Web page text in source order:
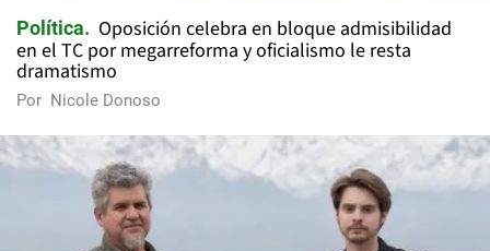
Política
Oposición celebra en bloque admisibilidad
en el TC por megarreforma y oficialismo le resta
dramatismo
Por Nicole Donoso